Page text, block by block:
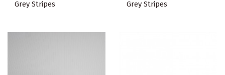
Grey Stripes
Grey Stripes